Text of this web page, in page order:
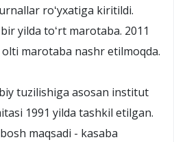
roʻyxatiga kiritildi.
yilda toʻrt marotaba. 2011
marotaba nashr etilmoqda.
tuzilishiga asosan institut
1991 yilda tashkil etilgan.
maqsadi - kasaba